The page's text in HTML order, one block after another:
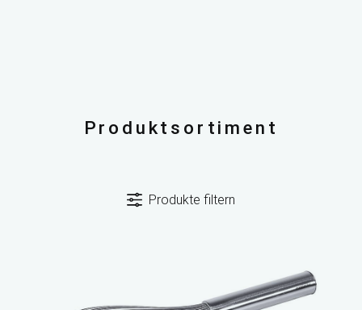
Produktsortiment
Produkte filtern